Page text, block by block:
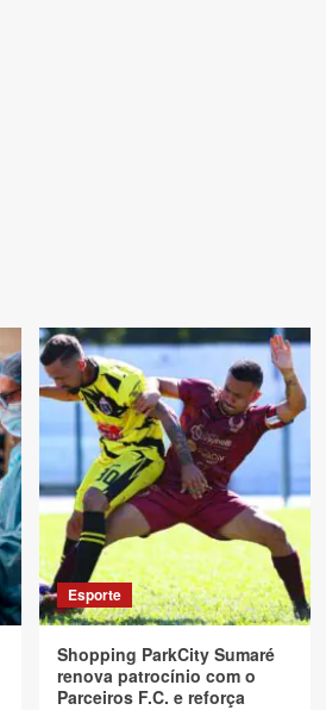
Esporte
Shopping ParkCity Sumaré
renova patrocínio com o
Parceiros F.C. e reforça